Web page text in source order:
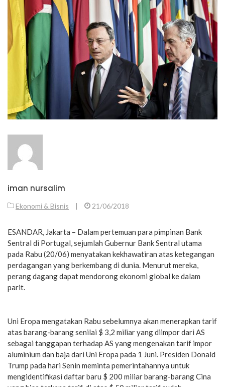
iman nursalim
Ekonomi & Bisnis | 21/06/2018
ESANDAR, Jakarta – Dalam pertemuan para pimpinan Bank
Sentral di Portugal, sejumlah Gubernur Bank Sentral utama
pada Rabu (20/06) menyatakan kekhawatiran atas ketegangan
perdagangan yang berkembang di dunia. Menurut mereka,
perang dagang dapat mendorong ekonomi global ke dalam
parit.
Uni Eropa mengatakan Rabu sebelumnya akan menerapkan tarif
atas barang-barang senilai $ 3,2 miliar yang diimpor dari AS
sebagai tanggapan terhadap AS yang mengenakan tarif impor
aluminium dan baja dari Uni Eropa pada 1 Juni. Presiden Donald
Trump pada hari Senin meminta pemerintahannya untuk
mengidentifikasi daftar baru $ 200 miliar barang-barang Cina